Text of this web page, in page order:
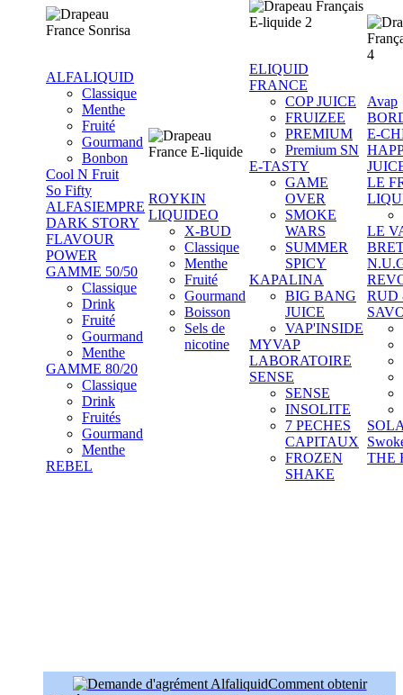
ALFALIQUID
Classique
Menthe
Fruité
Gourmand
Bonbon
Cool N Fruit
So Fifty
ALFASIEMPRE
DARK STORY
FLAVOUR
POWER
GAMME 50/50
Classique
Drink
Fruité
Gourmand
Menthe
GAMME 80/20
Classique
Drink
Fruités
Gourmand
Menthe
REBEL
ROYKIN
LIQUIDEO
X-BUD
Classique
Menthe
Fruité
Gourmand
Boisson
Sels de
nicotine
ELIQUID
FRANCE
COP JUICE
FRUIZEE
PREMIUM
Premium SN
E-TASTY
GAME
OVER
SMOKE
WARS
SUMMER
SPICY
KAPALINA
BIG BANG
JUICE
VAP'INSIDE
MYVAP
LABORATOIRE
SENSE
SENSE
INSOLITE
7 PECHES
CAPITAUX
FROZEN
SHAKE
Avap
E-
LE
LE
RUD
THE
Comment obtenir